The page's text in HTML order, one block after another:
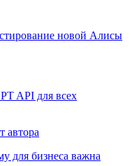
новой Алисы
API для всех
автора
для бизнеса важна